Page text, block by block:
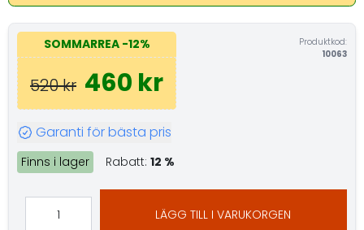
SOMMARREA -12%
520 kr 460 kr
Produktkod:
10063
Garanti för bästa pris
Finns i lager Rabatt: 12 %
LÄGG TILL I VARUKORGEN